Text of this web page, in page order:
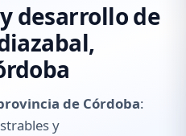
desarrollo de
de Córdoba:
y